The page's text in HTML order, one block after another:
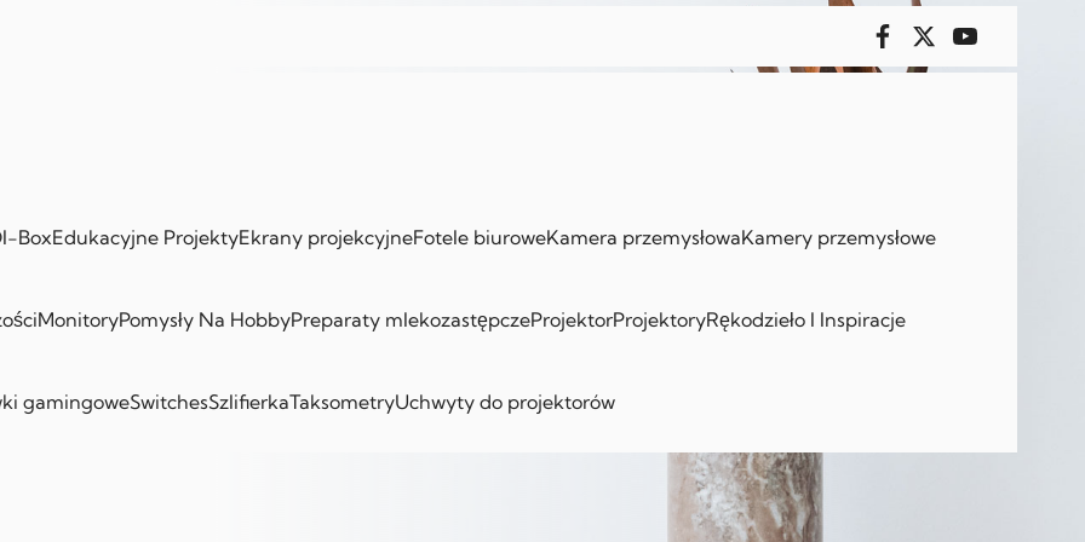
Monitory Pomysły Na Hobby Preparaty mlekozastępcze Projektor Projektory Rękodzieło I Inspiracje